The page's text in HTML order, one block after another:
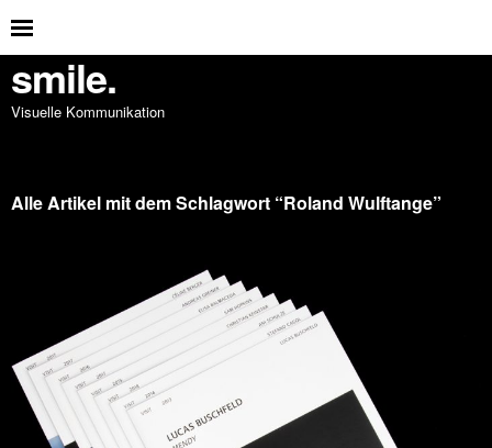
smile.
Visuelle Kommunikation
Alle Artikel mit dem Schlagwort “Roland Wulftange”